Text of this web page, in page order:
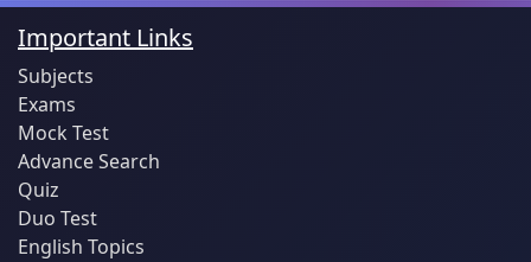
Important Links
Subjects
Exams
Mock Test
Advance Search
Quiz
Duo Test
English Topics